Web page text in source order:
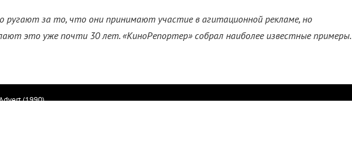
ругают за то, что они принимают участие в агитационной рекламе, но
это уже почти 30 лет. «КиноРепортер» собрал наиболее известные примеры.
(1990)